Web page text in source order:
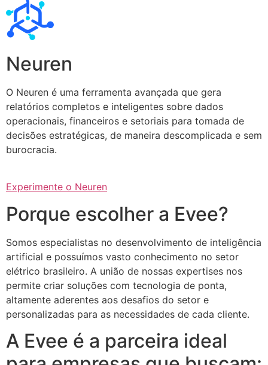
Neuren
O Neuren é uma ferramenta avançada que gera
relatórios completos e inteligentes sobre dados
operacionais, financeiros e setoriais para tomada de
decisões estratégicas, de maneira descomplicada e sem
burocracia.
Experimente o Neuren
Porque escolher a Evee?
Somos especialistas no desenvolvimento de inteligência
artificial e possuímos vasto conhecimento no setor
elétrico brasileiro. A união de nossas expertises nos
permite criar soluções com tecnologia de ponta,
altamente aderentes aos desafios do setor e
personalizadas para as necessidades de cada cliente.
A Evee é a parceira ideal